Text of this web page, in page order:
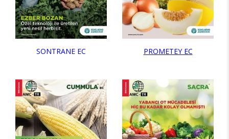
SONTRANE EC PROMETEY EC